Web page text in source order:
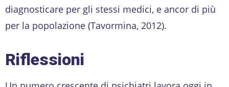
diagnosticare per gli stessi medici, e ancor di più
per la popolazione (Tavormina, 2012).
Riflessioni